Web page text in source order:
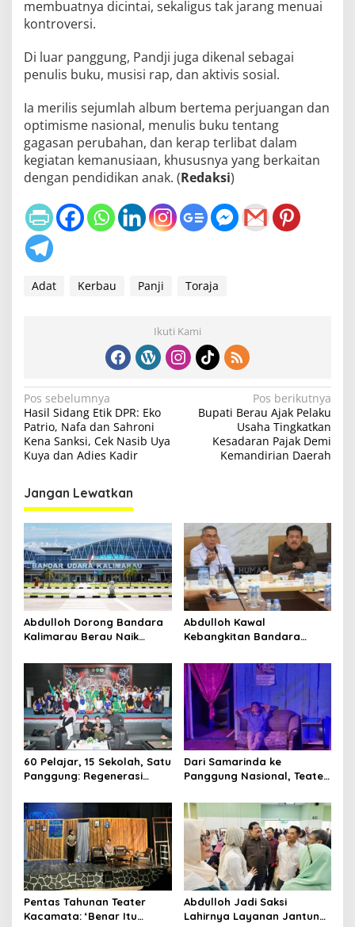
membuatnya dicintai, sekaligus tak jarang menuai
kontroversi.
Di luar panggung, Pandji juga dikenal sebagai
penulis buku, musisi rap, dan aktivis sosial.
Ia merilis sejumlah album bertema perjuangan dan
optimisme nasional, menulis buku tentang
gagasan perubahan, dan kerap terlibat dalam
kegiatan kemanusiaan, khususnya yang berkaitan
dengan pendidikan anak. (Redaksi)
Adat Kerbau Panji Toraja
Ikuti Kami
N
a
v
g
a
s
i
p
o
s
Pos sebelumnya
Hasil Sidang Etik DPR: Eko
Patrio, Nafa dan Sahroni
Kena Sanksi, Cek Nasib Uya
Kuya dan Adies Kadir
Pos berikutnya
Bupati Berau Ajak Pelaku
Usaha Tingkatkan
Kesadaran Pajak Demi
Kemandirian Daerah
Jangan Lewatkan
Abdulloh Dorong Bandara
Kalimarau Berau Naik
Internasional Kaltim
Abdulloh Kawal
Kebangkitan Bandara
Dorong Keberlanjutan
Proyek Strategis
60 Pelajar, 15 Sekolah, Satu
Panggung: Regenerasi
Jalannya
Dari Samarinda ke
Panggung Nasional, Teater
Kalimantan ke FTRN ISI
Yogyakarta
Pentas Tahunan Teater
Kacamata: ‘Benar Itu
Abdulloh Jadi Saksi
Lahirnya Layanan Jantung